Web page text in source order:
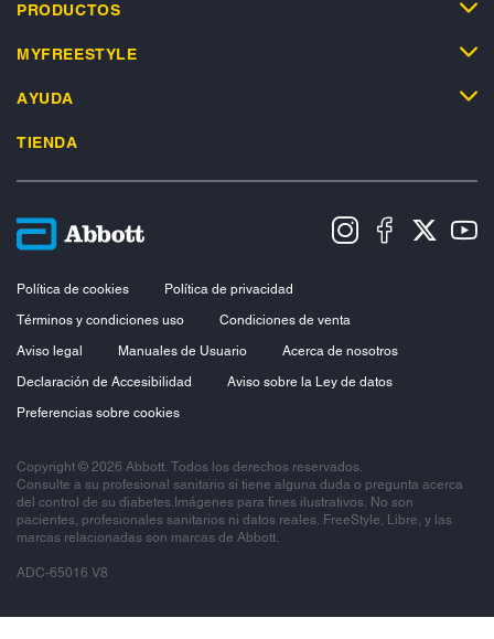
PRODUCTOS
MYFREESTYLE
AYUDA
TIENDA
Política de cookies
Política de privacidad
Términos y condiciones uso
Condiciones de venta
Aviso legal
Manuales de Usuario
Acerca de nosotros
Declaración de Accesibilidad
Aviso sobre la Ley de datos
Preferencias sobre cookies
Copyright © 2026 Abbott. Todos los derechos reservados.
Consulte a su profesional sanitario si tiene alguna duda o pregunta acerca
del control de su diabetes.Imágenes para fines ilustrativos. No son
pacientes, profesionales sanitarios ni datos reales. FreeStyle, Libre, y las
marcas relacionadas son marcas de Abbott.
ADC-65016 V8